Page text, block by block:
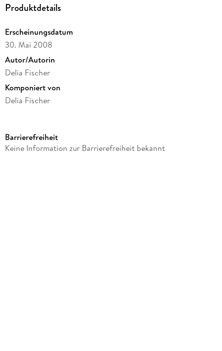
1.12: Dona Lia
Produktdetails
Erscheinungsdatum
30. Mai 2008
Autor/Autorin
Delia Fischer
Komponiert von
Delia Fischer
Produktart
Barrierefreiheit
Keine Information zur Barrierefreiheit bekannt